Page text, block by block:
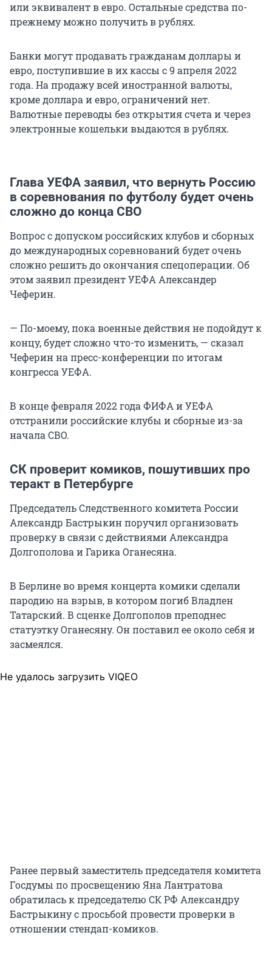
или эквивалент в евро. Остальные средства по-
прежнему можно получить в рублях.
Банки могут продавать гражданам доллары и
евро, поступившие в их кассы с 9 апреля 2022
года. На продажу всей иностранной валюты,
кроме доллара и евро, ограничений нет.
Валютные переводы без открытия счета и через
электронные кошельки выдаются в рублях.
Глава УЕФА заявил, что вернуть Россию
в соревнования по футболу будет очень
сложно до конца СВО
Вопрос с допуском российских клубов и сборных
до международных соревнований будет очень
сложно решить до окончания спецоперации. Об
этом заявил президент УЕФА Александер
Чеферин.
— По-моему, пока военные действия не подойдут к
концу, будет сложно что-то изменить, — сказал
Чеферин на пресс-конференции по итогам
конгресса УЕФА.
В конце февраля 2022 года ФИФА и УЕФА
отстранили российские клубы и сборные из-за
начала СВО.
СК проверит комиков, пошутивших про
теракт в Петербурге
Председатель Следственного комитета России
Александр Бастрыкин поручил организовать
проверку в связи с действиями Александра
Долгополова и Гарика Оганесяна.
В Берлине во время концерта комики сделали
пародию на взрыв, в котором погиб Владлен
Татарский. В сценке Долгополов преподнес
статуэтку Оганесяну. Он поставил ее около себя и
засмеялся.
Не удалось загрузить VIQEO
Ранее первый заместитель председателя комитета
Госдумы по просвещению Яна Лантратова
обратилась к председателю СК РФ Александру
Бастрыкину с просьбой провести проверки в
отношении стендап-комиков.